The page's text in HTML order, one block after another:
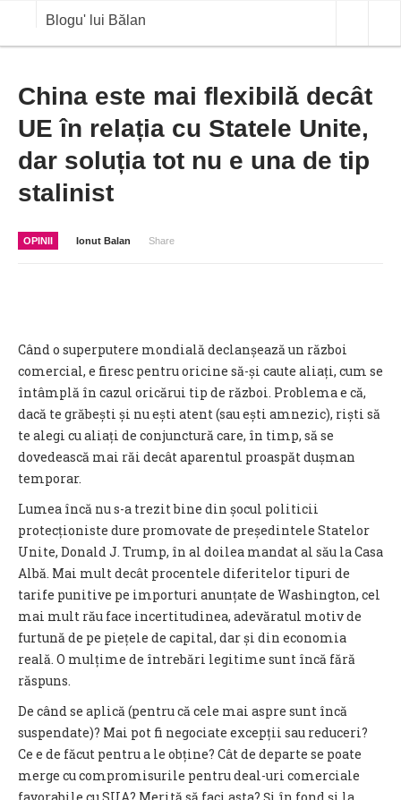
Blogu' lui Bălan
OPINII
ANALIZE
BLOG IN DIALOG
STIRI
CURS VALUTAR IN TIMP REAL
China este mai flexibilă decât
UE în relația cu Statele Unite,
dar soluția tot nu e una de tip
stalinist
OPINII Ionut Balan Share
Când o superputere mondială declanșează un război
comercial, e firesc pentru oricine să-și caute aliați, cum se
întâmplă în cazul oricărui tip de război. Problema e că,
dacă te grăbești și nu ești atent (sau ești amnezic), riști să
te alegi cu aliați de conjunctură care, în timp, să se
dovedească mai răi decât aparentul proaspăt dușman
temporar.
Lumea încă nu s-a trezit bine din șocul politicii
protecționiste dure promovate de președintele Statelor
Unite, Donald J. Trump, în al doilea mandat al său la Casa
Albă. Mai mult decât procentele diferitelor tipuri de
tarife punitive pe importuri anunțate de Washington, cel
mai mult rău face incertitudinea, adevăratul motiv de
furtună de pe piețele de capital, dar și din economia
reală. O mulțime de întrebări legitime sunt încă fără
răspuns.
De când se aplică (pentru că cele mai aspre sunt încă
suspendate)? Mai pot fi negociate excepții sau reduceri?
Ce e de făcut pentru a le obține? Cât de departe se poate
merge cu compromisurile pentru deal-uri comerciale